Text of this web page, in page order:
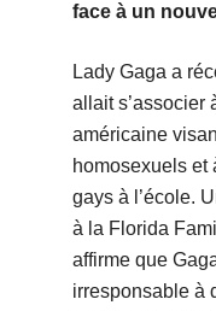
face à un
Lady Gaga a
allait s’associer
américaine
homosexuels et
gays à l’école.
à la Florida
affirme que
irresponsable à